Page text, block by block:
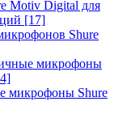
Motiv Digital для
[17]
Shure
микрофоны
микрофоны Shure